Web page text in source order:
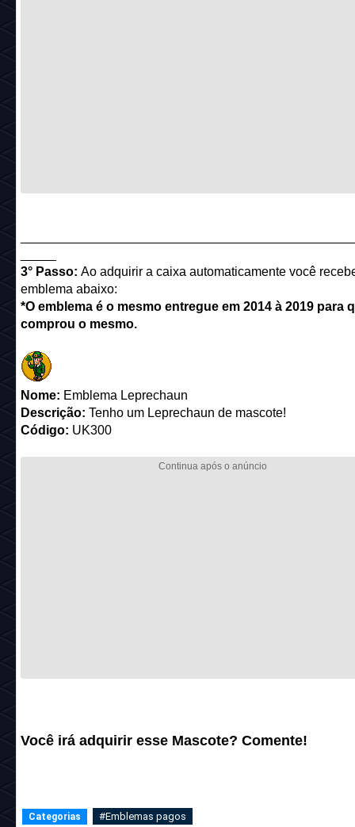
3° Passo: Ao adquirir a caixa automaticamente você
emblema abaixo:
*O emblema é o mesmo entregue em 2014 à 2019 para
comprou o mesmo.
Nome: Emblema Leprechaun
Descrição: Tenho um Leprechaun de mascote!
Código: UK300
Você irá adquirir esse Mascote? Comente!
Categorias #Emblemas pagos